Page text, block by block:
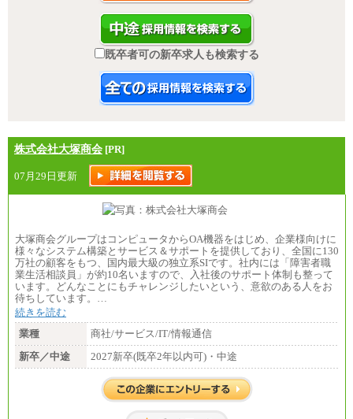
既卒者可の新卒求人も検索する
株式会社大塚商会 [PR]
07月29日更新
大塚商会グループはコンピュータからOA機器をはじめ、企業様向けに
様々なシステム構築とサービス＆サポートを提供しており、全国に130
万社の顧客をもつ、国内最大級の独立系SIです。社内には「障害者職
業生活相談員」が約10名いますので、入社後のサポート体制も整って
います。どんなことにもチャレンジしたいという、意欲のある人をお
待ちしています。…
続きを読む
業種
商社/サービス/IT/情報通信
新卒／中途
2027新卒(既卒2年以内可)・中途